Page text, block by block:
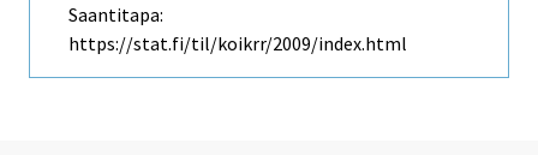
Saantitapa:
https://stat.fi/til/koikrr/2009/index.html